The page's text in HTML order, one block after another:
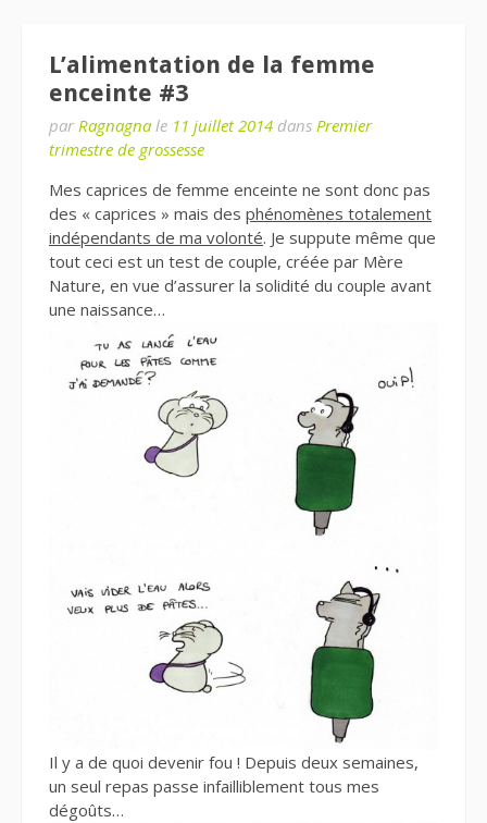
L’alimentation de la femme
enceinte #3
par Ragnagna le 11 juillet 2014 dans Premier
trimestre de grossesse
Mes caprices de femme enceinte ne sont donc pas
des « caprices » mais des phénomènes totalement
indépendants de ma volonté. Je suppute même que
tout ceci est un test de couple, créée par Mère
Nature, en vue d’assurer la solidité du couple avant
une naissance…
Il y a de quoi devenir fou ! Depuis deux semaines,
un seul repas passe infailliblement tous mes
dégoûts…